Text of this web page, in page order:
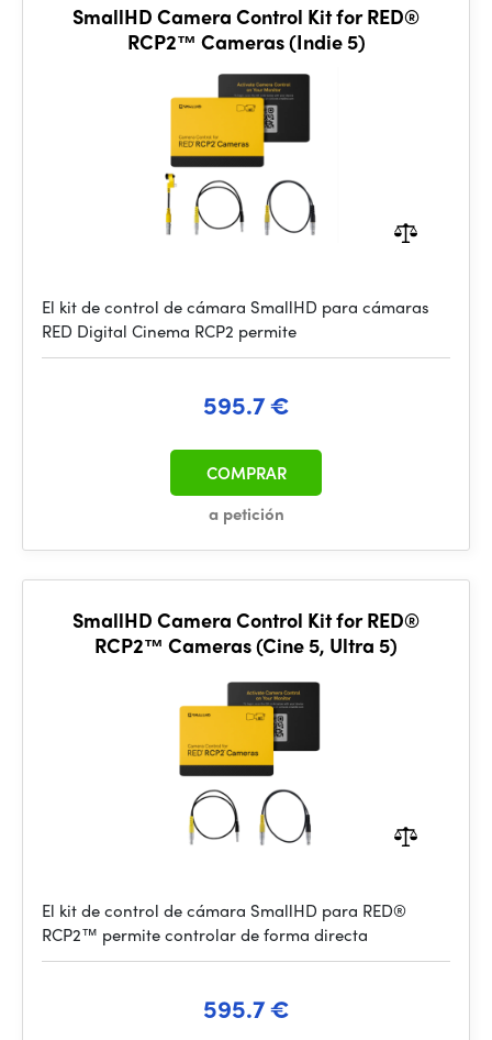
SmallHD Camera Control Kit for RED®
RCP2™ Cameras (Indie 5)
El kit de control de cámara SmallHD para cámaras
RED Digital Cinema RCP2 permite
595.7 €
a petición
COMPRAR
SmallHD Camera Control Kit for RED®
RCP2™ Cameras (Cine 5, Ultra 5)
El kit de control de cámara SmallHD para RED®
RCP2™ permite controlar de forma directa
595.7 €